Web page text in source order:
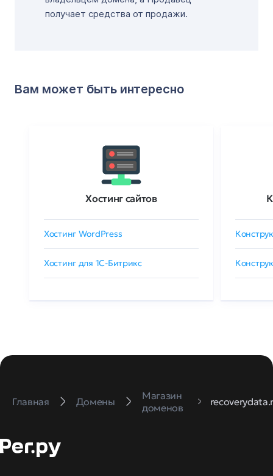
получает средства от продажи.
Вам может быть интересно
Хостинг сайтов
Хостинг WordPress
Хостинг для 1C-Битрикс
Главная Домены
Магазин
доменов